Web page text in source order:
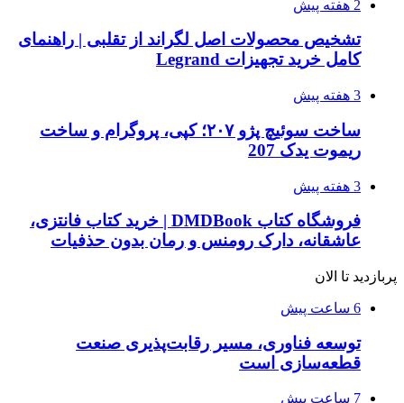
2 هفته پیش
تشخیص محصولات اصل لگراند از تقلبی | راهنمای
کامل خرید تجهیزات Legrand
3 هفته پیش
ساخت سوئیچ پژو ۲۰۷؛ کپی، پروگرام و ساخت
ریموت یدک 207
3 هفته پیش
فروشگاه کتاب DMDBook | خرید کتاب فانتزی،
عاشقانه، دارک رومنس و رمان بدون حذفیات
پربازدید تا الان
6 ساعت پیش
توسعه فناوری، مسیر رقابت‌پذیری صنعت
قطعه‌سازی است
7 ساعت پیش